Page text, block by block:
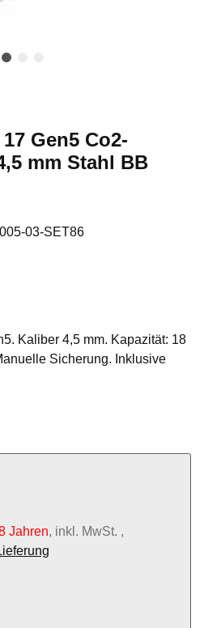
Gen5 Co2-
mm Stahl BB
03-SET86
Kaliber 4,5 mm. Kapazität: 18
Sicherung. Inklusive
Jahren, inkl. MwSt. ,